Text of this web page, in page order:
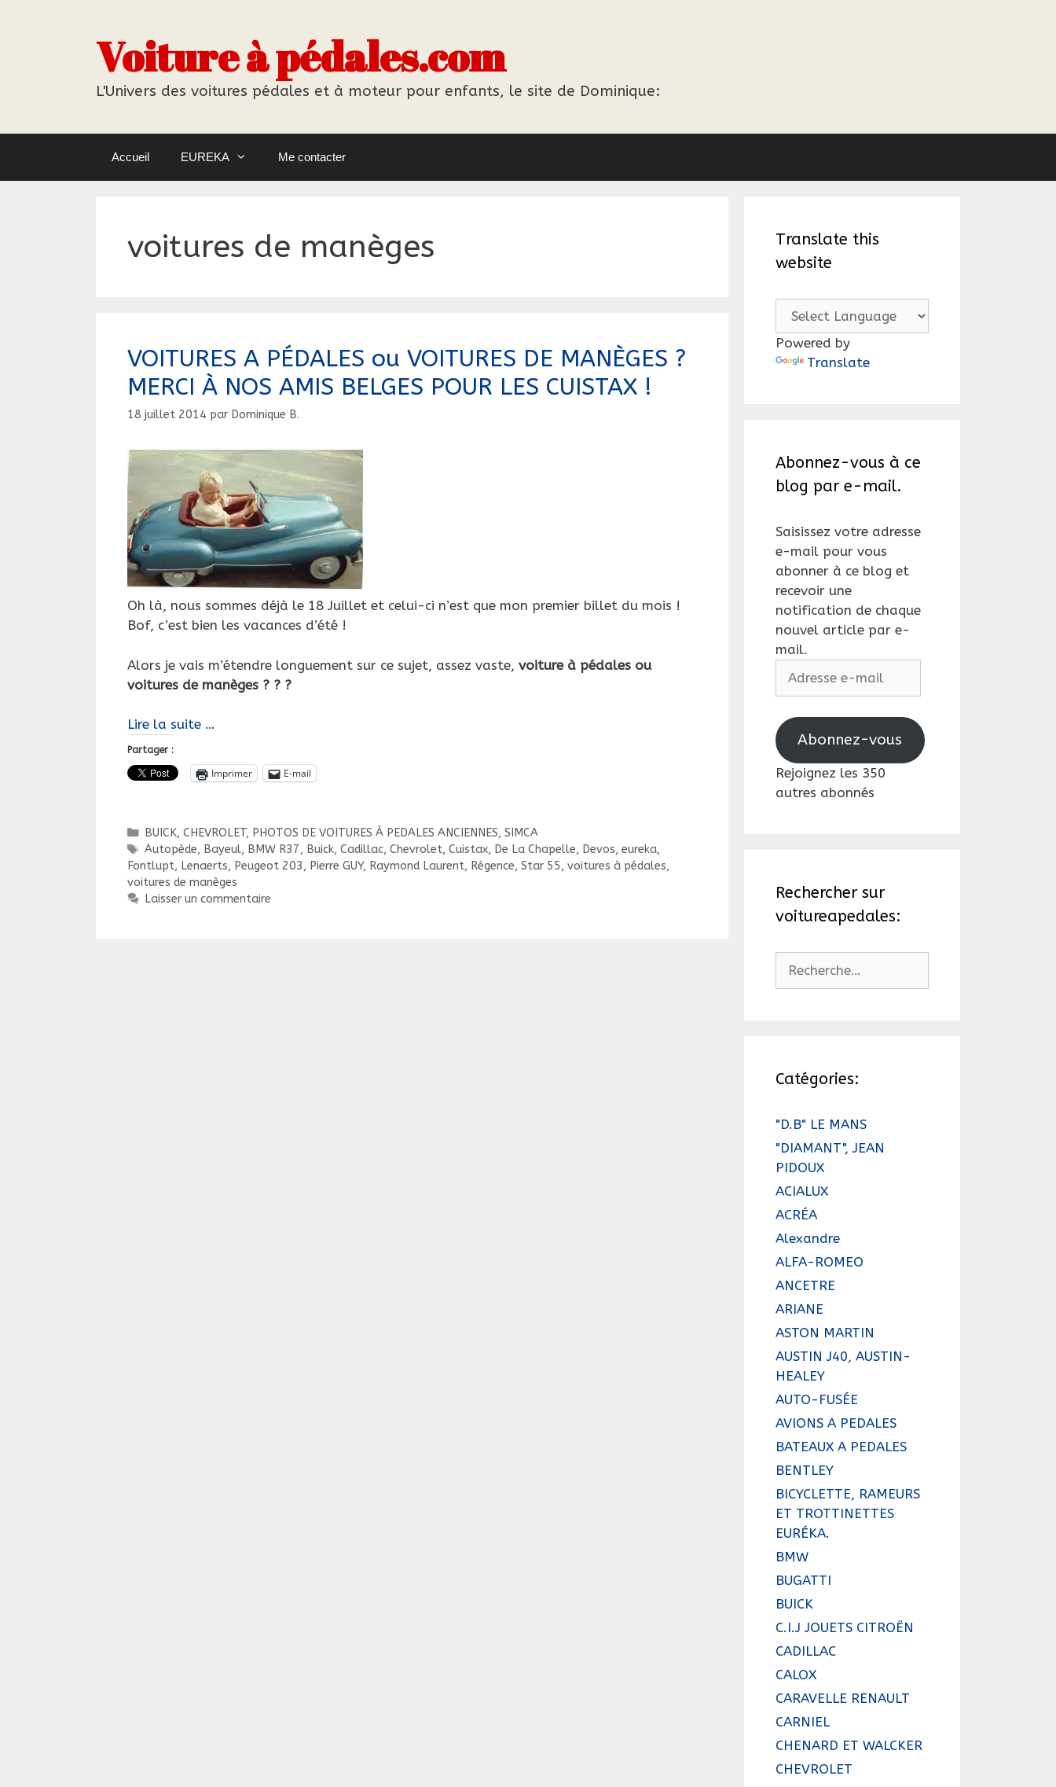
Voiture à pédales.com
L'Univers des voitures pédales et à moteur pour enfants, le site de Dominique:
Accueil EUREKA Me contacter
voitures de manèges
VOITURES A PÉDALES ou VOITURES DE MANÈGES ?
MERCI À NOS AMIS BELGES POUR LES CUISTAX !
18 juillet 2014 par Dominique B.
Oh là, nous sommes déjà le 18 Juillet et celui-ci n’est que mon premier billet du mois !
Bof, c’est bien les vacances d’été !
Alors je vais m’étendre longuement sur ce sujet, assez vaste, voiture à pédales ou
voitures de manèges ? ? ?
Lire la suite …
PÉDALES
ou
MANÈGES
?
MERCI
À
Partager :
Imprimer E-mail
Catégories
BUICK, CHEVROLET, PHOTOS DE VOITURES À PEDALES ANCIENNES, SIMCA
Étiquettes
Autopède, Bayeul, BMW R37, Buick, Cadillac, Chevrolet, Cuistax, De La Chapelle, Devos, eureka,
Fontlupt, Lenaerts, Peugeot 203, Pierre GUY, Raymond Laurent, Régence, Star 55, voitures à pédales,
voitures de manèges
Laisser un commentaire
Translate this
website
Powered by
Translate
Abonnez-vous à ce
blog par e-mail.
Saisissez votre adresse
e-mail pour vous
abonner à ce blog et
recevoir une
notification de chaque
nouvel article par e-
mail.
Abonnez-vous
Rejoignez les 350
autres abonnés
Rechercher sur
voitureapedales:
Catégories:
"D.B" LE MANS
"DIAMANT", JEAN
PIDOUX
ACIALUX
ACRÉA
Alexandre
ALFA-ROMEO
ANCETRE
ARIANE
ASTON MARTIN
AUSTIN J40, AUSTIN-
HEALEY
AUTO-FUSÉE
AVIONS A PEDALES
BATEAUX A PEDALES
BENTLEY
BICYCLETTE, RAMEURS
ET TROTTINETTES
EURÉKA.
BMW
BUGATTI
BUICK
C.I.J JOUETS CITROËN
CADILLAC
CALOX
CARAVELLE RENAULT
CARNIEL
CHENARD ET WALCKER
CHEVROLET